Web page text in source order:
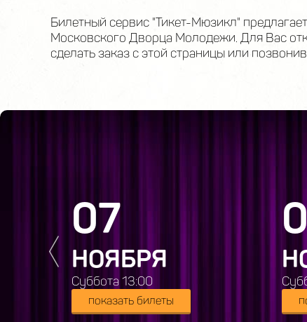
Билетный сервис "Тикет-Мюзикл"
Московского Дворца Молодежи. Для Вас
сделать заказ с этой страницы или
07
НОЯБРЯ
Суббота 13:00
показать билеты